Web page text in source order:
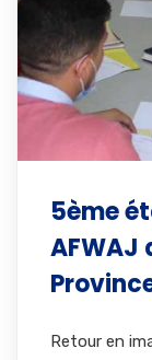
5ème
AFWAJ
Retour en